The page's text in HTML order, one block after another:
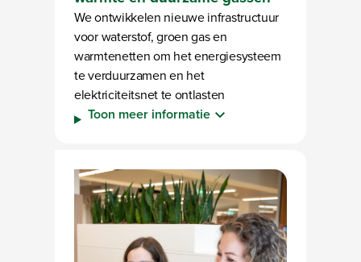
We ontwikkelen nieuwe infrastructuur
voor waterstof, groen gas en
warmtenetten om het energiesysteem
te verduurzamen en het
elektriciteitsnet te ontlasten
Toon meer informatie